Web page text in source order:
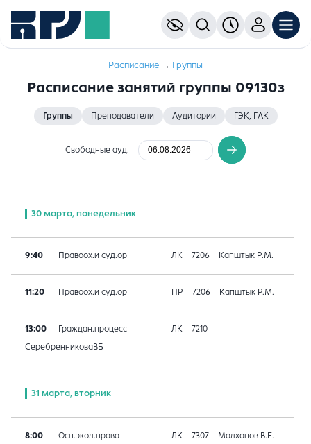
Расписание → Группы
Расписание занятий группы 09130з
Группы Преподаватели Аудитории ГЭК, ГАК
Свободные ауд.
30 марта, понедельник
9:40 Правоох.и суд.ор ЛК 7206 Капштык Р.М.
11:20 Правоох.и суд.ор ПР 7206 Капштык Р.М.
13:00 Граждан.процесс ЛК 7210
СеребренниковаВБ
31 марта, вторник
8:00 Осн.экол.права ЛК 7307 Малханов В.Е.